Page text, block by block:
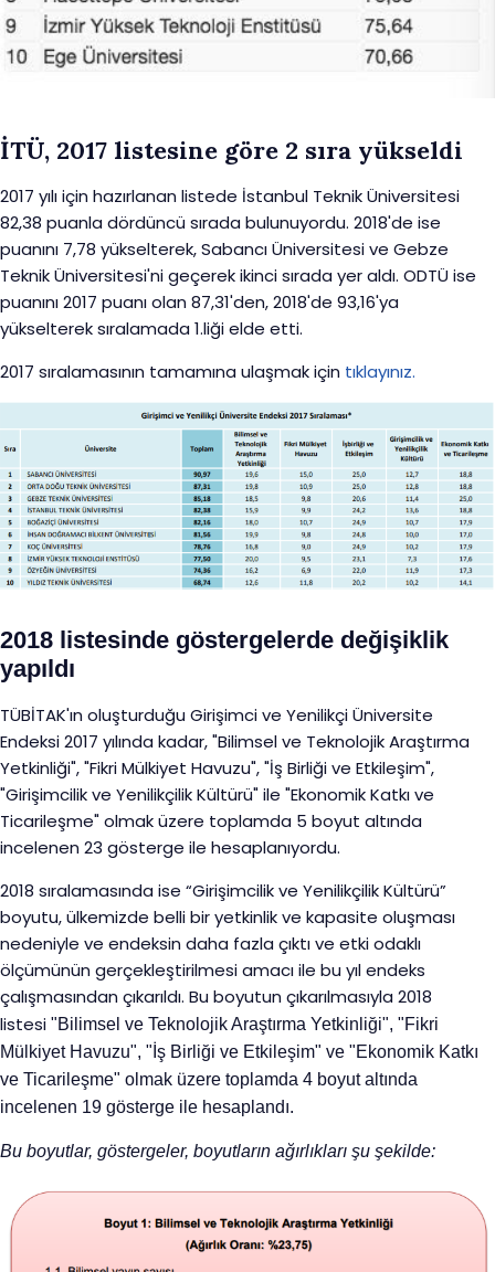
İTÜ, 2017 listesine göre 2 sıra yükseldi
2017 yılı için hazırlanan listede İstanbul Teknik Üniversitesi
82,38 puanla dördüncü sırada bulunuyordu. 2018'de ise
puanını 7,78 yükselterek, Sabancı Üniversitesi ve Gebze
Teknik Üniversitesi'ni geçerek ikinci sırada yer aldı. ODTÜ ise
puanını 2017 puanı olan 87,31'den, 2018'de 93,16'ya
yükselterek sıralamada 1.liği elde etti.
2017 sıralamasının tamamına ulaşmak için tıklayınız.
2018 listesinde göstergelerde değişiklik
yapıldı
TÜBİTAK'ın oluşturduğu Girişimci ve Yenilikçi Üniversite
Endeksi 2017 yılında kadar, "Bilimsel ve Teknolojik Araştırma
Yetkinliği", "Fikri Mülkiyet Havuzu", "İş Birliği ve Etkileşim",
"Girişimcilik ve Yenilikçilik Kültürü" ile "Ekonomik Katkı ve
Ticarileşme" olmak üzere toplamda 5 boyut altında
incelenen 23 gösterge ile hesaplanıyordu.
2018 sıralamasında ise “Girişimcilik ve Yenilikçilik Kültürü”
boyutu, ülkemizde belli bir yetkinlik ve kapasite oluşması
nedeniyle ve endeksin daha fazla çıktı ve etki odaklı
ölçümünün gerçekleştirilmesi amacı ile bu yıl endeks
çalışmasından çıkarıldı. Bu boyutun çıkarılmasıyla 2018
listesi "Bilimsel ve Teknolojik Araştırma Yetkinliği", "Fikri
Mülkiyet Havuzu", "İş Birliği ve Etkileşim" ve "Ekonomik Katkı
ve Ticarileşme" olmak üzere toplamda 4 boyut altında
incelenen 19 gösterge ile hesaplandı.
Bu boyutlar, göstergeler, boyutların ağırlıkları şu şekilde: